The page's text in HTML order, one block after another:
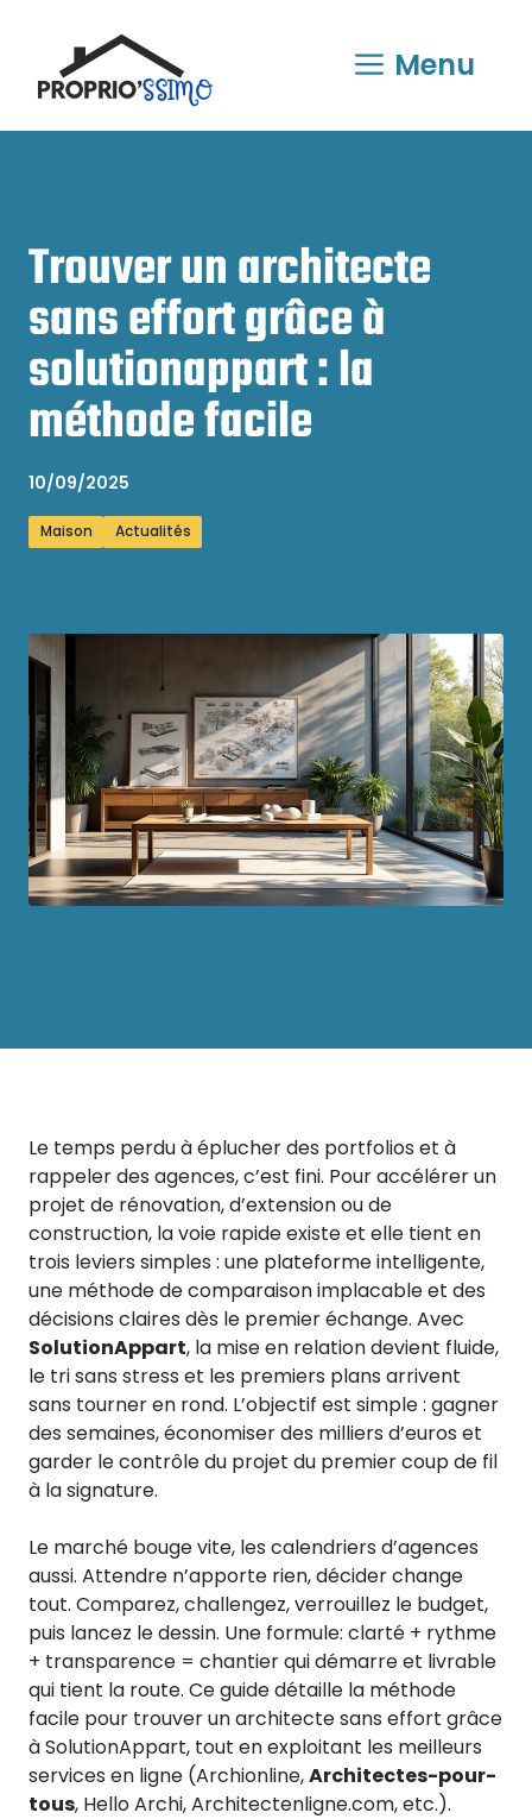
contenu
Menu
Trouver un architecte
sans effort grâce à
solutionappart : la
méthode facile
10/09/2025
Maison Actualités
Le temps perdu à éplucher des portfolios et à
rappeler des agences, c’est fini. Pour accélérer un
projet de rénovation, d’extension ou de
construction, la voie rapide existe et elle tient en
trois leviers simples : une plateforme intelligente,
une méthode de comparaison implacable et des
décisions claires dès le premier échange. Avec
SolutionAppart, la mise en relation devient fluide,
le tri sans stress et les premiers plans arrivent
sans tourner en rond. L’objectif est simple : gagner
des semaines, économiser des milliers d’euros et
garder le contrôle du projet du premier coup de fil
à la signature.
Le marché bouge vite, les calendriers d’agences
aussi. Attendre n’apporte rien, décider change
tout. Comparez, challengez, verrouillez le budget,
puis lancez le dessin. Une formule: clarté + rythme
+ transparence = chantier qui démarre et livrable
qui tient la route. Ce guide détaille la méthode
facile pour trouver un architecte sans effort grâce
à SolutionAppart, tout en exploitant les meilleurs
services en ligne (Archionline,Architectes-pour-
tous, Hello Archi, Architectenligne.com, etc.).